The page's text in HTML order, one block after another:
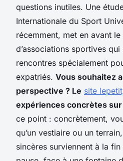
questions inutiles. Une
Internationale du Sport
récemment, met en avant
d’associations sportives
rencontres spécialement
expatriés. Vous souhaitez
perspective ? Le site
expériences concrètes
ce point : concrètement,
qu’un vestiaire ou un
sincères surviennent à la fin